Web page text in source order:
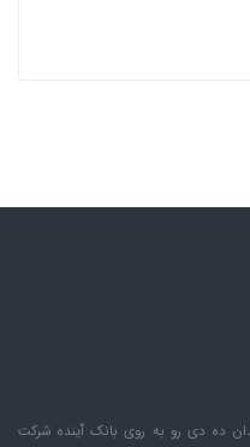
ده دی رو به روی بانک ٱینده شرکت